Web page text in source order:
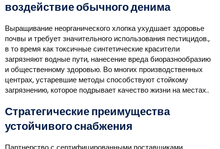
воздействие обычного денима
Выращивание неорганического хлопка ухудшает здоровье
почвы и требует значительного использования пестицидов.,
в то время как токсичные синтетические красители
загрязняют водные пути, нанесение вреда биоразнообразию
и общественному здоровью. Во многих производственных
центрах, устаревшие методы способствуют стойкому
загрязнению, которое подрывает качество жизни на местах..
Стратегические преимущества
устойчивого снабжения